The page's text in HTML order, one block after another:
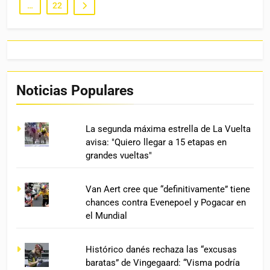
… 22
Noticias Populares
La segunda máxima estrella de La Vuelta
avisa: "Quiero llegar a 15 etapas en
grandes vueltas"
Van Aert cree que “definitivamente” tiene
chances contra Evenepoel y Pogacar en
el Mundial
Histórico danés rechaza las “excusas
baratas” de Vingegaard: “Visma podría